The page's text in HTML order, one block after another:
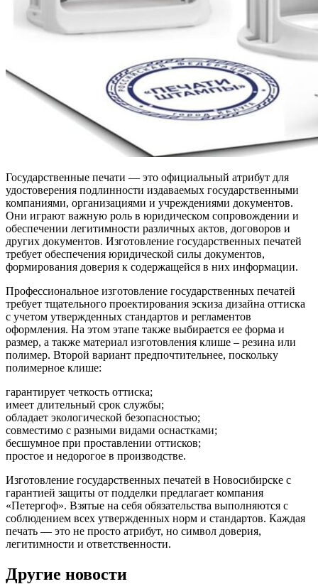
Государственные печати — это официальный атрибут для
удостоверения подлинности издаваемых государственными
компаниями, организациями и учреждениями документов.
Они играют важную роль в юридическом сопровождении и
обеспечении легитимности различных актов, договоров и
других документов. Изготовление государственных печатей
требует обеспечения юридической силы документов,
формирования доверия к содержащейся в них информации.
Профессиональное изготовление государственных печатей
требует тщательного проектирования эскиза дизайна оттиска
с учетом утвержденных стандартов и регламентов
оформления. На этом этапе также выбирается ее форма и
размер, а также материал изготовления клише – резина или
полимер. Второй вариант предпочтительнее, поскольку
полимерное клише:
гарантирует четкость оттиска;
имеет длительный срок службы;
обладает экологической безопасностью;
совместимо с разными видами оснастками;
бесшумное при проставлении оттисков;
простое и недорогое в производстве.
Изготовление государственных печатей в Новосибирске с
гарантией защиты от подделки предлагает компания
«Петергоф». Взятые на себя обязательства выполняются с
соблюдением всех утвержденных норм и стандартов. Каждая
печать — это не просто атрибут, но символ доверия,
легитимности и ответственности.
Другие новости